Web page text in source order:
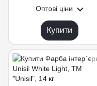
Оптові ціни
Купити